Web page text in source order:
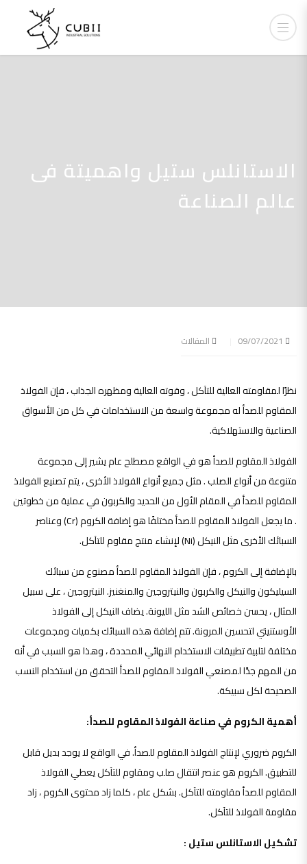
الاستانلس ستيل واهميتة فى
عالم الصناعة
المقالات
نظرًا لمقاومته العالية للتآكل ، وقوته العالية ومظهره الجذاب ، فإن الفولاذ
المقاوم للصدأ له مجموعة واسعة من الاستخدامات في كل من الأسواق
الصناعية والاستهلاكية.
الفولاذ المقاوم للصدأ هو في الواقع مصطلح عام يشير إلى مجموعة
متنوعة من أنواع الصلب . مثل جميع أنواع الفولاذ الأخرى ، يتم تصنيع الفولاذ
المقاوم للصدأ في المقام الأول من الحديد والكربون في عملية من خطوتين
. ما يجعل الفولاذ المقاوم للصدأ مختلفًا هو إضافة الكروم (Cr) وعناصر
السبائك الأخرى مثل النيكل (Ni) لإنشاء منتج مقاوم للتآكل.
بالإضافة إلى الكروم ، فإن الفولاذ المقاوم للصدأ مصنوع من سبائك
السيليكون والنيكل والكربون والنيتروجين والمنغنيز. النيتروجين ، على سبيل
المثال ، يحسن خصائص الشد مثل الليونة. يضاف النيكل إلى الفولاذ
الأوستنيتي لتحسين المرونة. تتم إضافة هذه السبائك بكميات ومجموعات
مختلفة لتلبية تطبيقات الاستخدام النهائي المحددة ، وهذا هو السبب في أنه
من المهم جدًا لمصنعي الفولاذ المقاوم للصدأ التحقق من استخدام النسب
الصحيحة لكل سبيكة.
أهمية الكروم في صناعة الفولاذ المقاوم للصدأ:
الكروم ضروري لإنتاج الفولاذ المقاوم للصدأ. في الواقع لا يوجد بديل قابل
للتطبيق. الكروم هو عنصر انتقال صلب ومقاوم للتآكل يعطي الفولاذ
المقاوم للصدأ مقاومته للتآكل. بشكل عام ، كلما زاد محتوى الكروم ، زاد
مقاومة الفولاذ للتآكل.
تشكيل الاستانلس ستيل :